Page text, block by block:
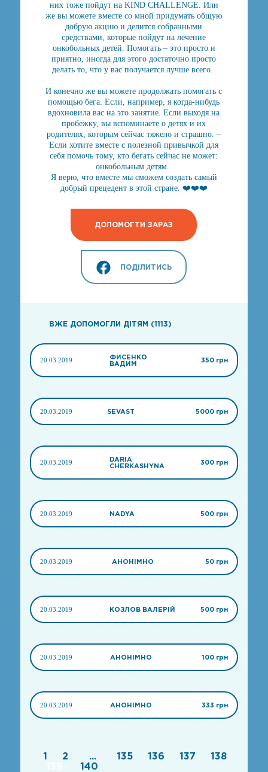
них тоже пойдут на KIND CHALLENGE. Или
же вы можете вместе со мной придумать общую
добрую акцию и делится собранными
средствами, которые пойдут на лечение
онкобольных детей. Помогать – это просто и
приятно, иногда для этого достаточно просто
делать то, что у вас получается лучше всего.
И конечно же вы можете продолжать помогать с
помощью бега. Если, например, я когда-нибудь
вдохновила вас на это занятие. Если выходя на
пробежку, вы вспоминаете о детях и их
родителях, которым сейчас тяжело и страшно. –
Если хотите вместе с полезной привычкой для
себя помочь тому, кто бегать сейчас не может:
онкобольным детям.
Я верю, что вместе мы сможем создать самый
добрый прецедент в этой стране. ❤️❤️❤️
ДОПОМОГТИ ЗАРАЗ
ПОДІЛИТИСЬ
ВЖЕ ДОПОМОГЛИ ДІТЯМ (1113)
20.03.2019
ФИСЕНКО
ВАДИМ
350 грн
20.03.2019 SEVAST 5000 грн
20.03.2019
DARIA
CHERKASHYNA
300 грн
20.03.2019 NADYA 500 грн
20.03.2019 АНОНІМНО 50 грн
20.03.2019 КОЗЛОВ ВАЛЕРІЙ 500 грн
20.03.2019 АНОНІМНО 100 грн
20.03.2019 АНОНІМНО 333 грн
1 2 ... 135 136 137
138
140